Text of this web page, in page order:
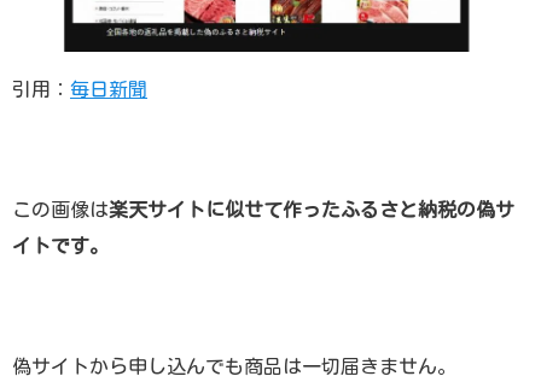
引用： 毎日新聞
この画像は楽天サイトに似せて作ったふるさと納税の偽サ
イトです。
偽サイトから申し込んでも商品は一切届きません。